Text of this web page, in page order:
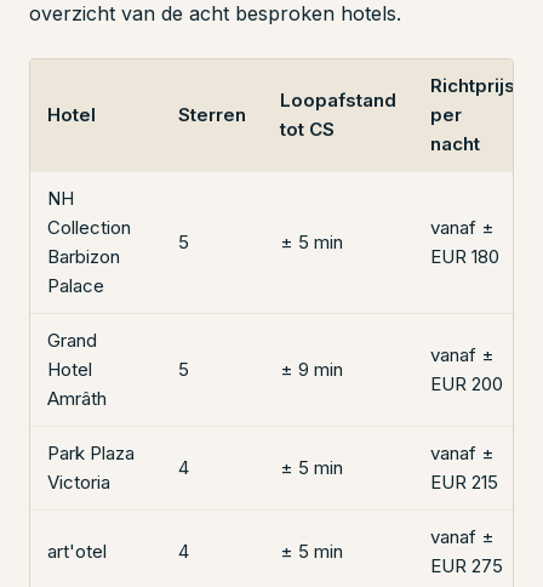
overzicht van de acht besproken hotels.
Hotel Sterren
Loopafstand
tot CS
Richtprijs
per
nacht
NH
Collection
Barbizon
Palace
5 ± 5 min
vanaf ±
EUR 180
Grand
Hotel
Amrâth
5 ± 9 min
vanaf ±
EUR 200
Park Plaza
Victoria
4 ± 5 min
vanaf ±
EUR 215
art'otel 4 ± 5 min
vanaf ±
EUR 275